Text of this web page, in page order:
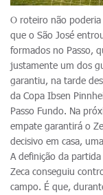
O roteiro não
que o São José
formados no Passo,
justamente um dos
garantiu, na tarde
da Copa Ibsen
Passo Fundo. Na
empate garantirá o
decisivo em casa,
A definição da
Zeca conseguiu
campo. É que,